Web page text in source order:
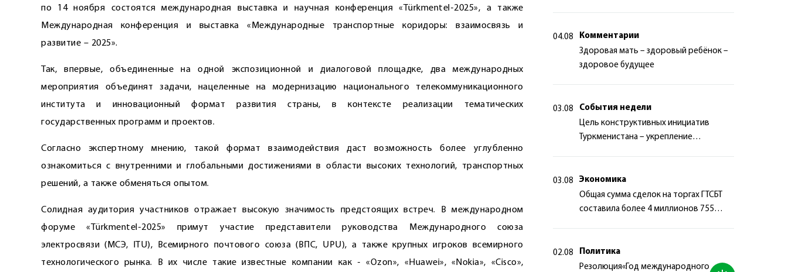
по 14 ноября состоятся международная выставка и научная конференция «Тürkmentel-2025», а также
Международная конференция и выставка «Международные транспортные коридоры: взаимосвязь и
развитие – 2025».
Так, впервые, объединенные на одной экспозиционной и диалоговой площадке, два международных
мероприятия объединят задачи, нацеленные на модернизацию национального телекоммуникационного
института и инновационный формат развития страны, в контексте реализации тематических
государственных программ и проектов.
Согласно экспертному мнению, такой формат взаимодействия даст возможность более углубленно
ознакомиться с внутренними и глобальными достижениями в области высоких технологий, транспортных
решений, а также обменяться опытом.
Солидная аудитория участников отражает высокую значимость предстоящих встреч. В международном
форуме «Тürkmentel-2025» примут участие представители руководства Международного союза
электросвязи (МСЭ, ITU), Всемирного почтового союза (ВПС, UPU), а также крупных игроков всемирного
технологического рынка. В их числе такие известные компании как - «Ozon», «Huawei», «Nokia», «Cisco»,
04.08
Комментарии
Здоровая мать – здоровый ребёнок –
здоровое будущее
03.08
События недели
Цель конструктивных инициатив
Туркменистана – укрепление
03.08
Экономика
Общая сумма сделок на торгах ГТСБТ
составила более 4 миллионов 755
02.08
Политика
Резолюция«Год международного